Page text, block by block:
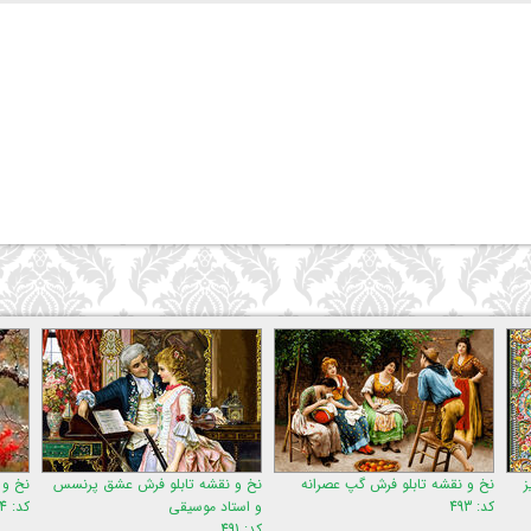
نخ و نقشه تابلو فرش گپ عصرانه
کد: 493
نخ و نقشه تابلو فرش عشق پرنسس
و استاد موسیقی
نخ
کد: 834